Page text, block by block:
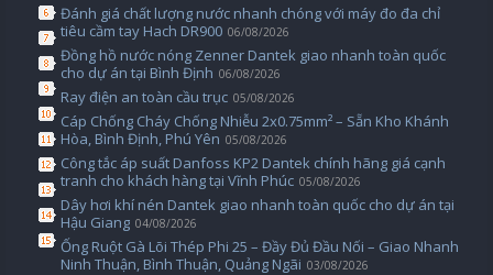
Đánh giá chất lượng nước nhanh chóng với máy đo đa chỉ
tiêu cầm tay Hach DR900 06/08/2026
Đồng hồ nước nóng Zenner Dantek giao nhanh toàn quốc
cho dự án tại Bình Định 06/08/2026
Ray điện an toàn cầu trục 05/08/2026
Cáp Chống Cháy Chống Nhiễu 2x0.75mm² – Sẵn Kho Khánh
Hòa, Bình Định, Phú Yên 05/08/2026
Công tắc áp suất Danfoss KP2 Dantek chính hãng giá cạnh
tranh cho khách hàng tại Vĩnh Phúc 05/08/2026
Dây hơi khí nén Dantek giao nhanh toàn quốc cho dự án tại
Hậu Giang 04/08/2026
Ống Ruột Gà Lõi Thép Phi 25 – Đầy Đủ Đầu Nối – Giao Nhanh
Ninh Thuận, Bình Thuận, Quảng Ngãi 03/08/2026